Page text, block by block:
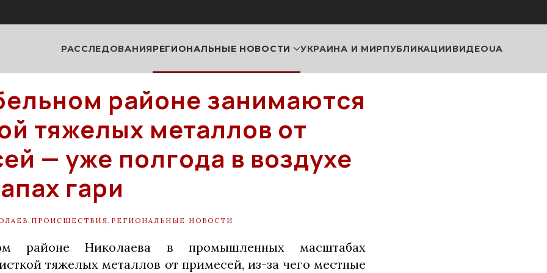
РАССЛЕДОВАНИЯРЕГИОНАЛЬНЫЕ НОВОСТИ УКРАИНА И МИРПУБЛИКАЦИИВИДЕОUA
районе занимаются
тяжелых металлов от
— уже полгода в воздухе
гари
ПРОИСШЕСТВИЯ РЕГИОНАЛЬНЫЕ НОВОСТИ
районе Николаева в промышленных масштабах
тяжелых металлов от примесей, из-за чего местные